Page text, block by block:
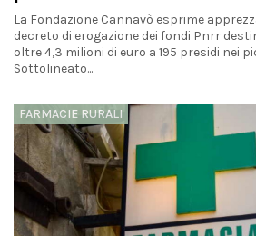
La Fondazione Cannavò esprime
decreto di erogazione dei fondi Pnrr
oltre 4,3 milioni di euro a 195 presidi nei
Sottolineato...
FARMACIE RURALI